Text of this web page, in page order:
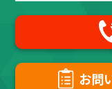
お問